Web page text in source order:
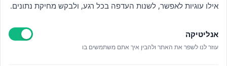
קראתי ואני מאשר/ת אתמדיניות הפרטיות
אילו עוגיות לאפשר, לשנות העדפה בכל רגע, ולבקש מחיקת נתונים.
אנליטיקה
עוזר לנו לשפר את האתר ולהבין איך אתם משתמשים בו